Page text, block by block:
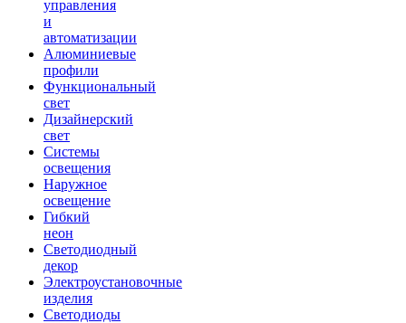
управления
и
автоматизации
Алюминиевые
профили
Функциональный
свет
Дизайнерский
свет
Системы
освещения
Наружное
освещение
Гибкий
неон
Светодиодный
декор
Электроустановочные
изделия
Светодиоды